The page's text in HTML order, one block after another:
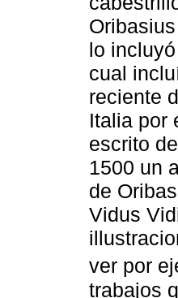
lo
cual
reciente
Italia por
escrito
1500 un
de
Vidus
ver por
trabajos